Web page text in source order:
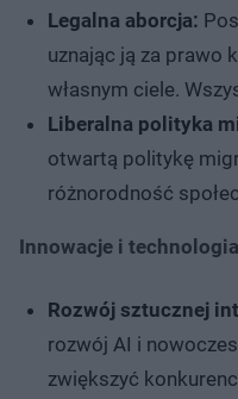
Legalna aborcja:
uznając ją za prawo
własnym ciele.
Liberalna polityka
otwartą politykę
różnorodność
Innowacje i technologia
Rozwój sztucznej
rozwój AI i
zwiększyć